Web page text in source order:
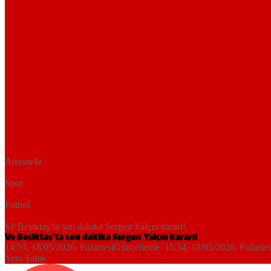
Anasayfa
Spor
Futbol
Ve Beşiktaş’ta son dakika Sergen Yalçın kararı!
Ve Beşiktaş’ta son dakika Sergen Yalçın kararı!
14:53, 18/05/2026, PazartesiGüncelleme: 15:54, 18/05/2026,
Yeni Şafak